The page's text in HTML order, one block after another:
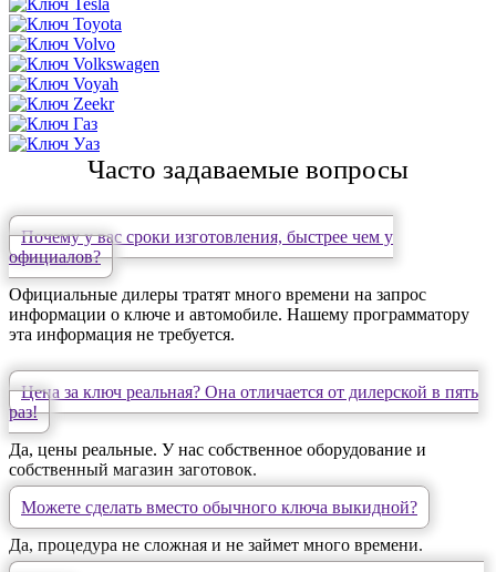
Часто задаваемые вопросы
Почему у вас сроки изготовления, быстрее чем у
официалов?
Официальные дилеры тратят много времени на запрос
информации о ключе и автомобиле. Нашему программатору
эта информация не требуется.
Цена за ключ реальная? Она отличается от дилерской в пять
раз!
Да, цены реальные. У нас собственное оборудование и
собственный магазин заготовок.
Можете сделать вместо обычного ключа выкидной?
Да, процедура не сложная и не займет много времени.